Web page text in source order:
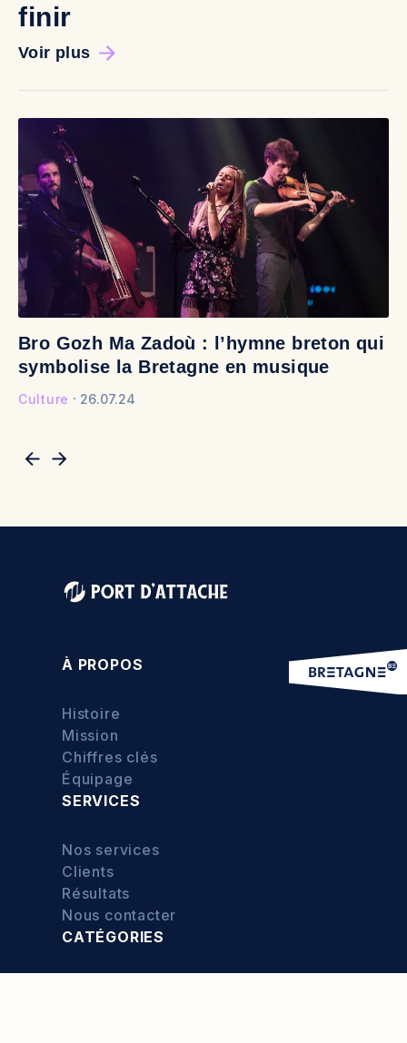
finir
Voir plus
Bro Gozh Ma Zadoù : l’hymne breton qui
symbolise la Bretagne en musique
Culture 26.07.24
À PROPOS
Histoire
Mission
Chiffres clés
Équipage
SERVICES
Nos services
Clients
Résultats
Nous contacter
CATÉGORIES